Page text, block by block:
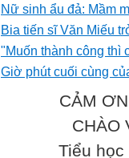
Nữ sinh ẩu đả: Mầm
Bia tiến sĩ Văn Miếu
"Muốn thành công thì
Giờ phút cuối cùng
CẢM
CHÀO
Tiểu